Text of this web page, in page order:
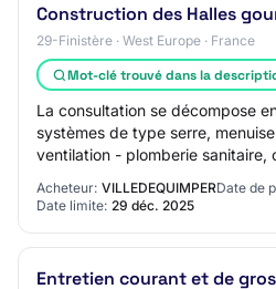
Construction des Halles
29-Finistère · West Europe · France
Mot-clé trouvé dans la
La consultation se décompose
systèmes de type serre,
ventilation - plomberie sanitaire,
Acheteur: VILLEDEQUIMPERDate de
Date limite: 29 déc. 2025
Entretien courant et de